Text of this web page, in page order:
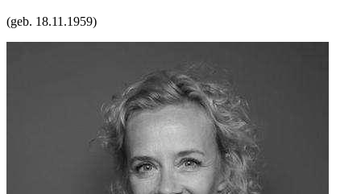
(geb. 18.11.1959)